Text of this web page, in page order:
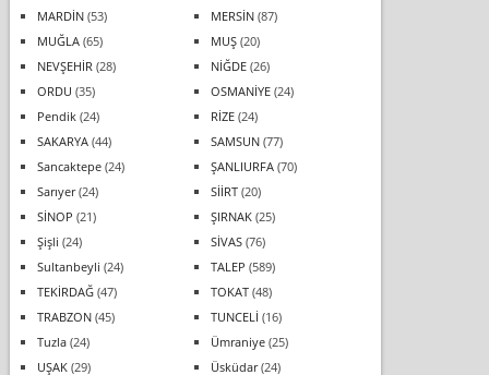
MARDİN(53) MERSİN(87)
MUĞLA(65) MUŞ(20)
NEVŞEHİR (28) NİĞDE(26)
ORDU (35) OSMANİYE(24)
Pendik(24) RİZE(24)
SAKARYA(44) SAMSUN(77)
Sancaktepe(24) ŞANLIURFA(70)
Sarıyer(24) SİİRT(20)
SİNOP (21) ŞIRNAK(25)
Şişli (24) SİVAS(76)
Sultanbeyli (24) TALEP (589)
TEKİRDAĞ(47) TOKAT(48)
TRABZON(45) TUNCELİ (16)
Tuzla(24) Ümraniye(25)
UŞAK(29) Üsküdar(24)